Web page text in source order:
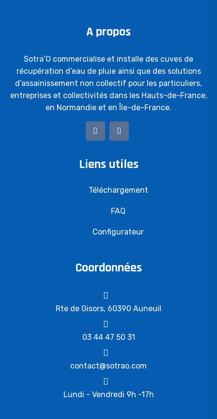
A propos
Sotra’O commercialise et installe des cuves de
récupération d’eau de pluie ainsi que des solutions
d’assainissement non collectif pour les particuliers,
entreprises et collectivités dans les Hauts-de-France,
en Normandie et en Île-de-France.
Liens utiles
Téléchargement
FAQ
Configurateur
Coordonnées
Rte de Gisors, 60390 Auneuil
03 44 47 50 31
contact@sotrao.com
Lundi - Vendredi 9h -17h